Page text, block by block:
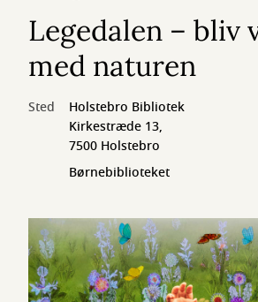
Legedalen – bliv
med naturen
Sted
Holstebro Bibliotek
Kirkestræde 13,
7500 Holstebro
Børnebiblioteket